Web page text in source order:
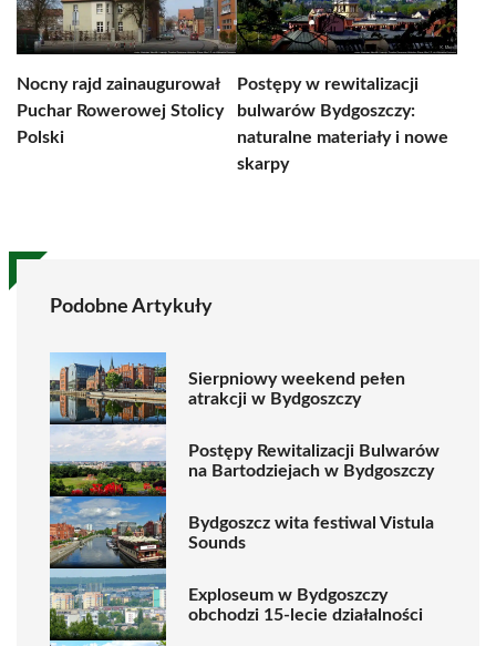
Nocny rajd zainaugurował
Puchar Rowerowej Stolicy
Polski
Postępy w rewitalizacji
bulwarów Bydgoszczy:
naturalne materiały i nowe
skarpy
Podobne Artykuły
Sierpniowy weekend pełen
atrakcji w Bydgoszczy
Postępy Rewitalizacji Bulwarów
na Bartodziejach w Bydgoszczy
Bydgoszcz wita festiwal Vistula
Sounds
Exploseum w Bydgoszczy
obchodzi 15-lecie działalności